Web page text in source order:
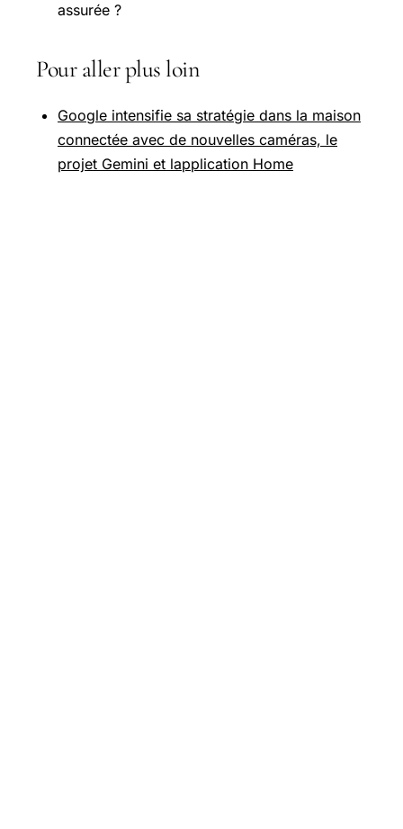
assurée ?
Pour aller plus loin
Google intensifie sa stratégie dans la maison
connectée avec de nouvelles caméras, le
projet Gemini et lapplication Home